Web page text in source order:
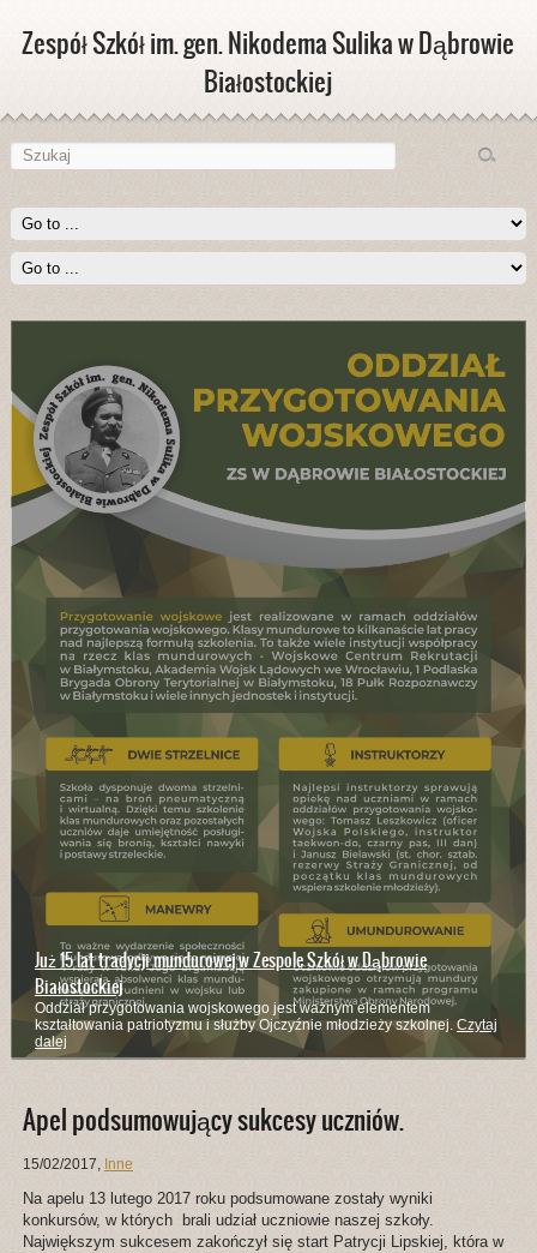
Zespół Szkół im. gen. Nikodema Sulika w Dąbrowie
Białostockiej
Branżowa Szkoła I Stopnia kształci w wielu zawodach
Kucharze, mechanicy pojazdów samochodowych, stolarze, rolnicy,
murarze - to zaledwie część z zawodów w których kształci szkołaCzytaj
dalej
Apel podsumowujący sukcesy uczniów.
15/02/2017, Inne
Na apelu 13 lutego 2017 roku podsumowane zostały wyniki
konkursów, w których brali udział uczniowie naszej szkoły.
Największym sukcesem zakończył się start Patrycji Lipskiej, która w